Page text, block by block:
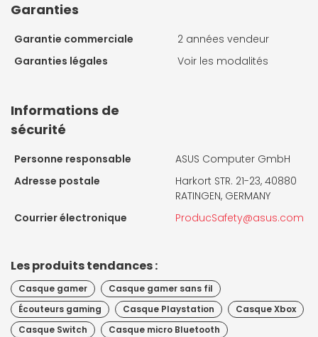
Garanties
Garantie commerciale
2 années vendeur
Garanties légales
Voir les modalités
Informations de
sécurité
Personne responsable
ASUS Computer GmbH
Adresse postale
Harkort STR. 21-23, 40880
RATINGEN, GERMANY
Courrier électronique
ProducSafety@asus.com
Les produits tendances :
Casque gamer
Casque gamer sans fil
Écouteurs gaming
Casque Playstation
Casque Xbox
Casque Switch
Casque micro Bluetooth